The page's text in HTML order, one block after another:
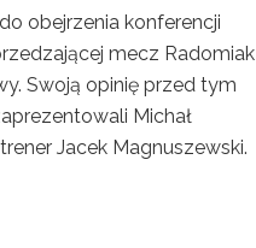
obejrzenia konferencji
mecz Radomiak
Swoją opinię przed tym
Michał
Jacek Magnuszewski.